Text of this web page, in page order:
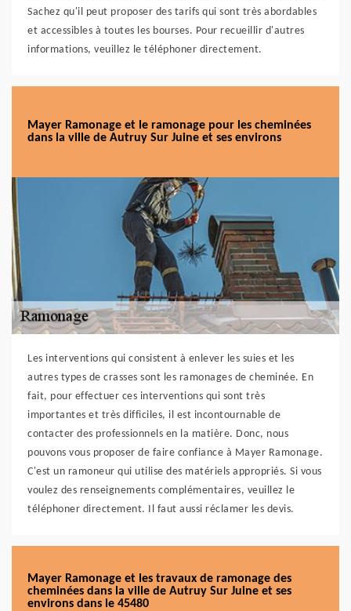
Sachez qu'il peut proposer des tarifs qui sont très abordables
et accessibles à toutes les bourses. Pour recueillir d'autres
informations, veuillez le téléphoner directement.
Mayer Ramonage et le ramonage pour les cheminées
dans la ville de Autruy Sur Juine et ses environs
Les interventions qui consistent à enlever les suies et les
autres types de crasses sont les ramonages de cheminée. En
fait, pour effectuer ces interventions qui sont très
importantes et très difficiles, il est incontournable de
contacter des professionnels en la matière. Donc, nous
pouvons vous proposer de faire confiance à Mayer Ramonage.
C'est un ramoneur qui utilise des matériels appropriés. Si vous
voulez des renseignements complémentaires, veuillez le
téléphoner directement. Il faut aussi réclamer les devis.
Mayer Ramonage et les travaux de ramonage des
cheminées dans la ville de Autruy Sur Juine et ses
environs dans le 45480